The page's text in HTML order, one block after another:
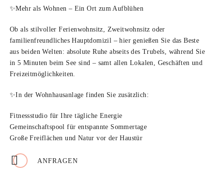
✨Mehr als Wohnen – Ein Ort zum Aufblühen
Ob als stilvoller Ferienwohnsitz, Zweitwohnsitz oder
familienfreundliches Hauptdomizil – hier genießen Sie das Beste
aus beiden Welten: absolute Ruhe abseits des Trubels, während Sie
in 5 Minuten beim See sind – samt allen Lokalen, Geschäften und
Freizeitmöglichkeiten.
✨In der Wohnhausanlage finden Sie zusätzlich:
Fitnessstudio für Ihre tägliche Energie
Gemeinschaftspool für entspannte Sommertage
Große Freiflächen und Natur vor der Haustür
ANFRAGEN